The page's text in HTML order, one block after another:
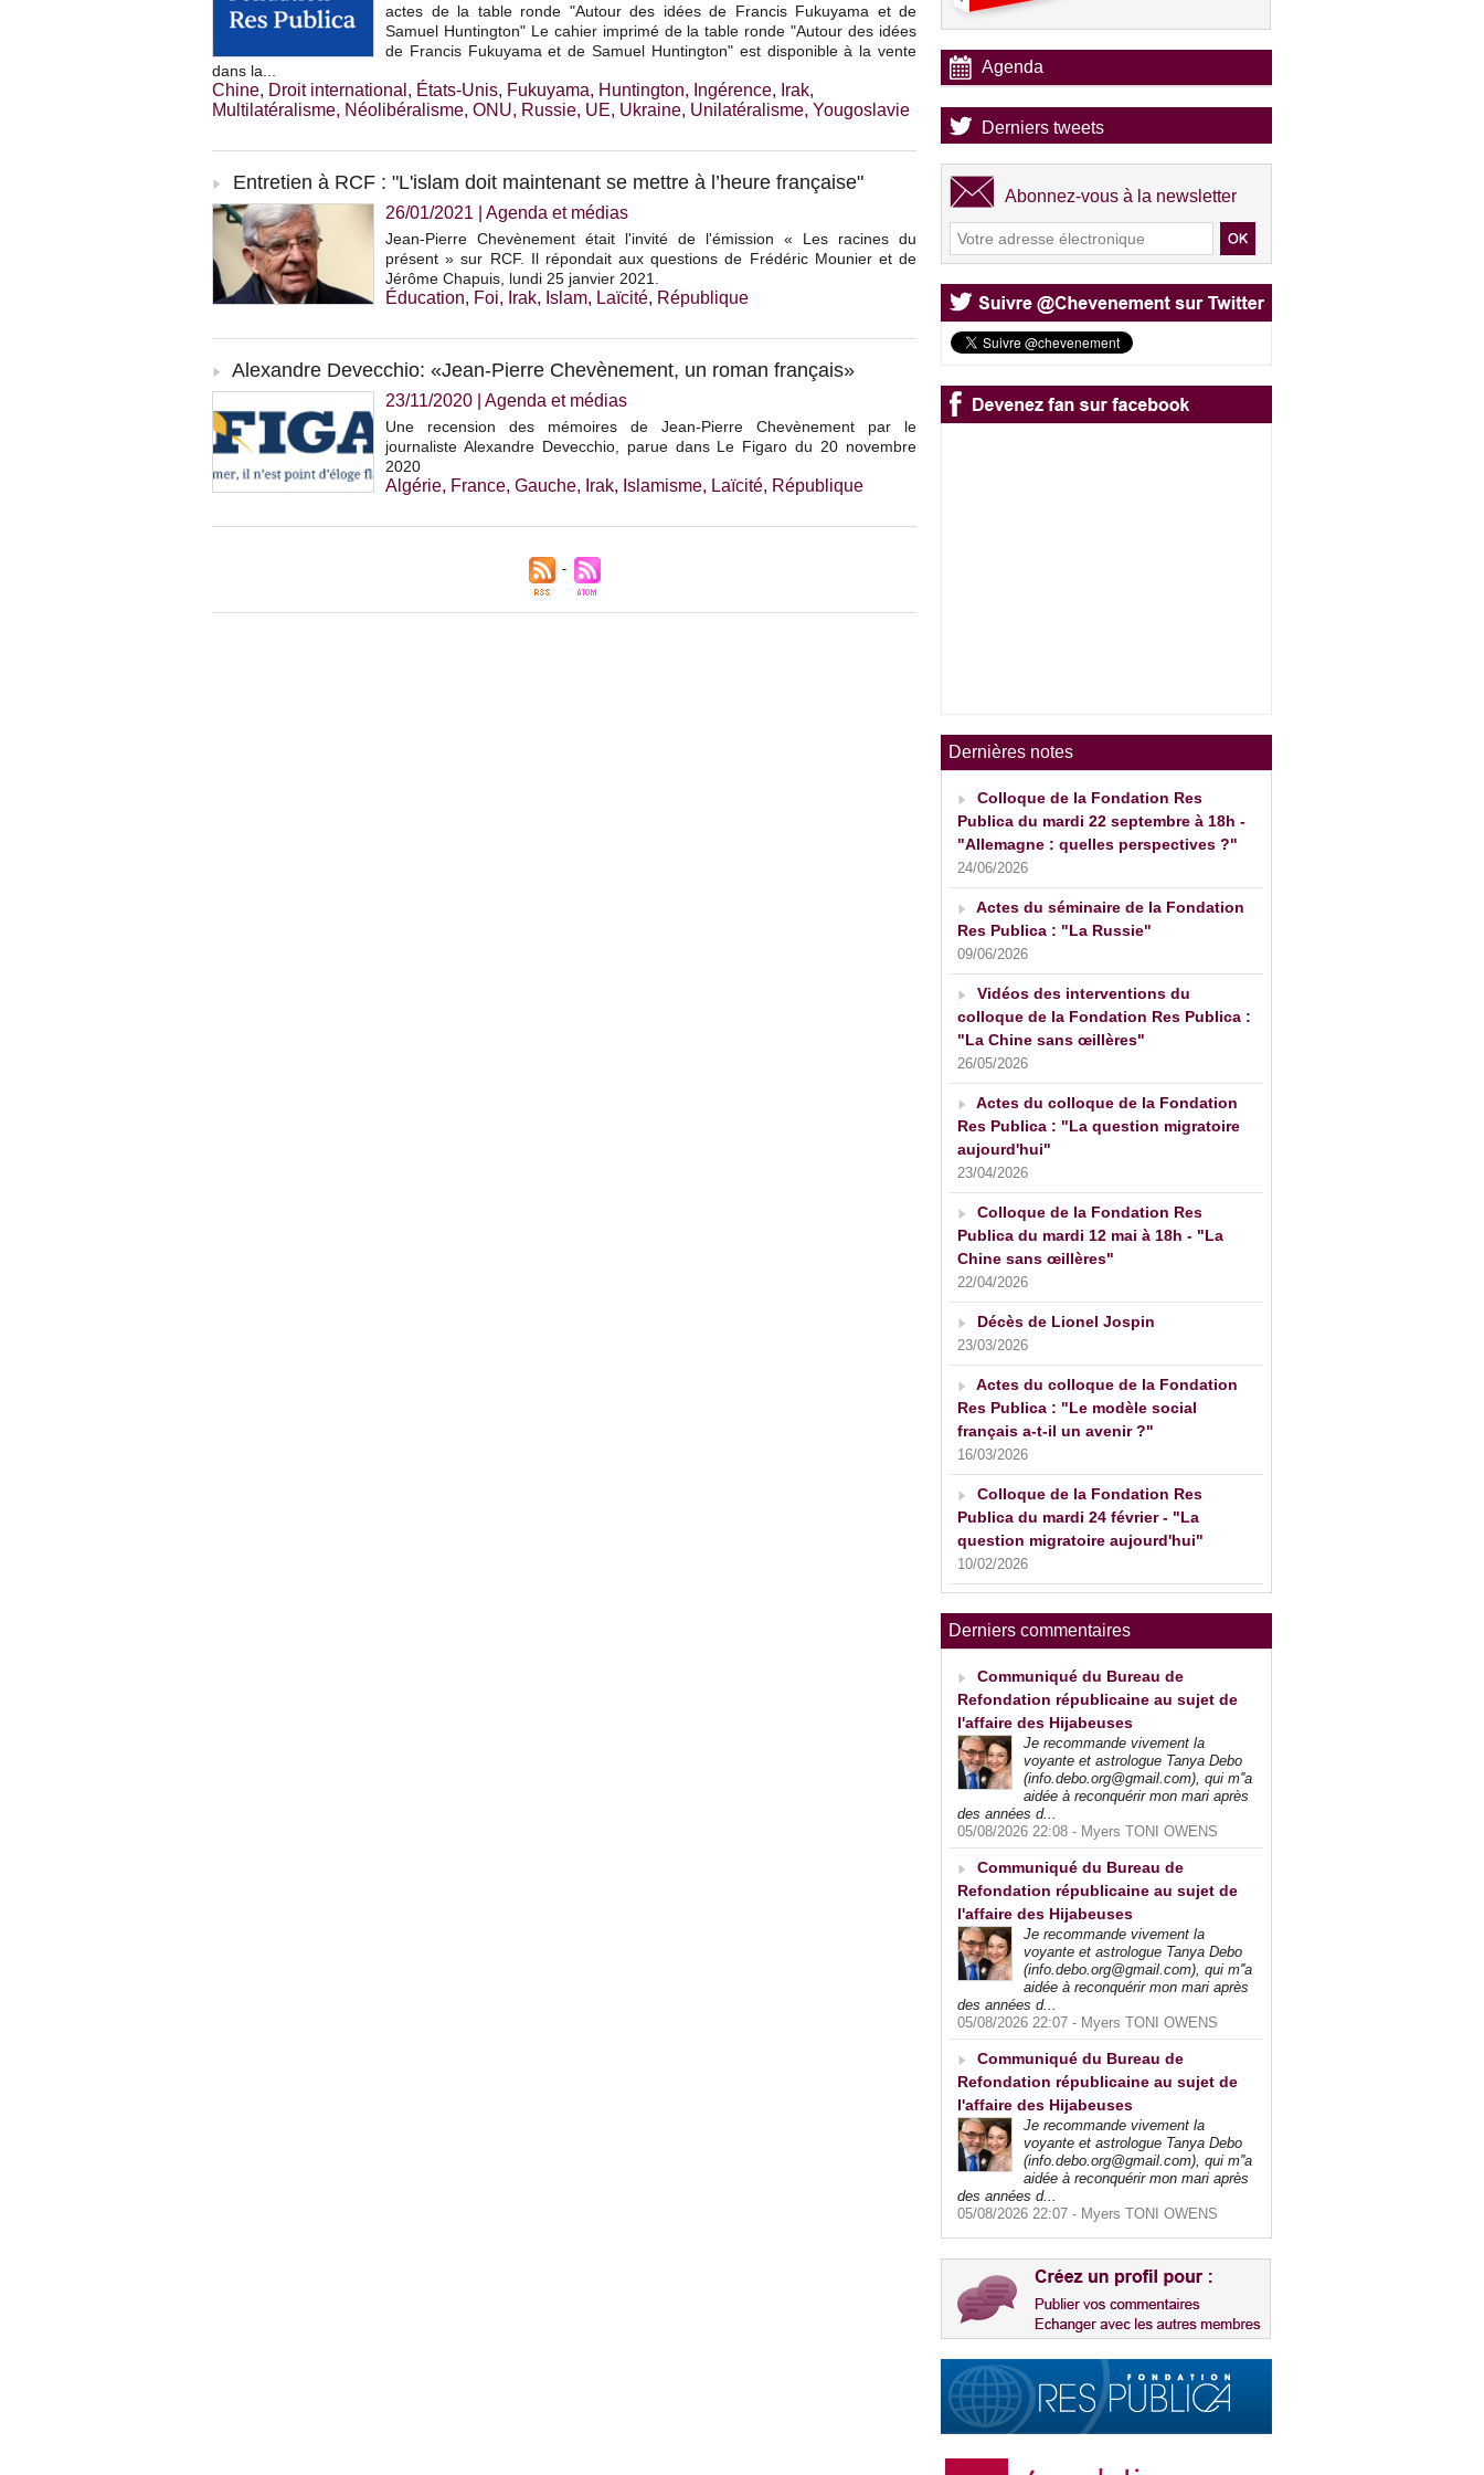
actes de la table ronde "Autour des idées de Francis Fukuyama et de
Samuel Huntington" Le cahier imprimé de la table ronde "Autour des idées
de Francis Fukuyama et de Samuel Huntington" est disponible à la vente
dans la...
Chine, Droit international , États-Unis, Fukuyama, Huntington, Ingérence, Irak,
Multilatéralisme, Néolibéralisme, ONU, Russie, UE, Ukraine, Unilatéralisme, Yougoslavie
Entretien à RCF : "L'islam doit maintenant se mettre à l’heure française"
26/01/2021 Agenda et médias
Jean-Pierre Chevènement était l'invité de l'émission « Les racines du
présent » sur RCF. Il répondait aux questions de Frédéric Mounier et de
Jérôme Chapuis, lundi 25 janvier 2021.
Éducation, Foi, Irak, Islam, Laïcité, République
Alexandre Devecchio: «Jean-Pierre Chevènement, un roman français»
23/11/2020 Agenda et médias
Une recension des mémoires de Jean-Pierre Chevènement par le
journaliste Alexandre Devecchio, parue dans Le Figaro du 20 novembre
2020
Algérie, France, Gauche, Irak, Islamisme, Laïcité, République
Agenda
Derniers tweets
Abonnez-vous à la newsletter
Dernières notes
Colloque de la Fondation Res
Publica du mardi 22 septembre à 18h -
"Allemagne : quelles perspectives ?"
24/06/2026
Actes du séminaire de la Fondation
Res Publica : "La Russie"
09/06/2026
Vidéos des interventions du
colloque de la Fondation Res Publica :
"La Chine sans œillères"
26/05/2026
Actes du colloque de la Fondation
Res Publica : "La question migratoire
aujourd'hui"
23/04/2026
Colloque de la Fondation Res
Publica du mardi 12 mai à 18h - "La
Chine sans œillères"
22/04/2026
Décès de Lionel Jospin
23/03/2026
Actes du colloque de la Fondation
Res Publica : "Le modèle social
français a-t-il un avenir ?"
16/03/2026
Colloque de la Fondation Res
Publica du mardi 24 février - "La
question migratoire aujourd'hui"
10/02/2026
Derniers commentaires
Communiqué du Bureau de
Refondation républicaine au sujet de
l'affaire des Hijabeuses
Je recommande vivement la
voyante et astrologue Tanya Debo
(info.debo.org@gmail.com), qui m''a
aidée à reconquérir mon mari après
des années d...
05/08/2026 22:08 - Myers TONI OWENS
Communiqué du Bureau de
Refondation républicaine au sujet de
l'affaire des Hijabeuses
Je recommande vivement la
voyante et astrologue Tanya Debo
(info.debo.org@gmail.com), qui m''a
aidée à reconquérir mon mari après
des années d...
05/08/2026 22:07 - Myers TONI OWENS
Communiqué du Bureau de
Refondation républicaine au sujet de
l'affaire des Hijabeuses
Je recommande vivement la
voyante et astrologue Tanya Debo
(info.debo.org@gmail.com), qui m''a
aidée à reconquérir mon mari après
des années d...
05/08/2026 22:07 - Myers TONI OWENS